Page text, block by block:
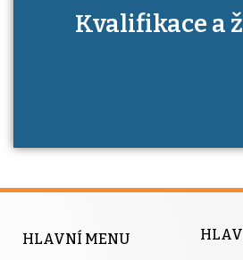
Kdo je to autorizovaná
má získání
Kvalifikace a
HLAVNÍ MENU